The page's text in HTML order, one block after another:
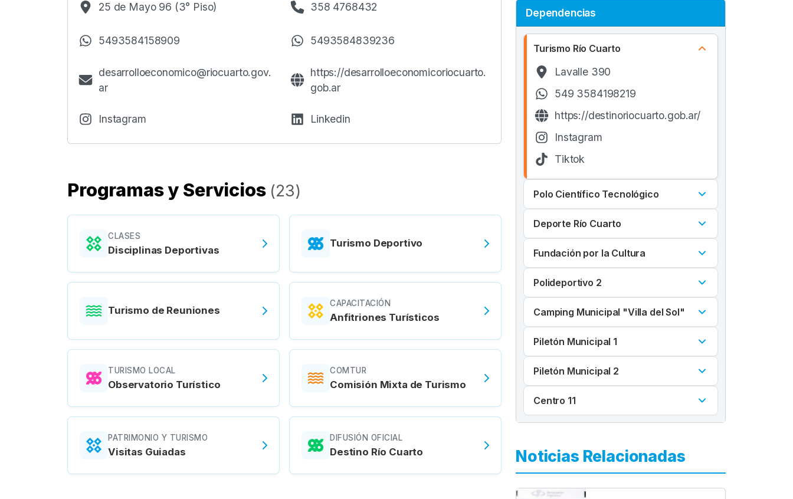
25 de Mayo 96 (3° Piso) 358 4768432
5493584158909 5493584839236
desarrolloeconomico@riocuarto.gov.
ar
https://desarrolloeconomicoriocuarto.
gob.ar
Instagram Linkedin
Programas y Servicios (23)
CLASES
Disciplinas Deportivas
Turismo Deportivo
Turismo de Reuniones
CAPACITACIÓN
Anfitriones Turísticos
TURISMO LOCAL
Observatorio Turístico
COMTUR
Comisión Mixta de Turismo
PATRIMONIO Y TURISMO
Visitas Guiadas
DIFUSIÓN OFICIAL
Destino Río Cuarto
Dependencias
Turismo Río Cuarto
Lavalle 390
549 3584198219
https://destinoriocuarto.gob.ar/
Instagram
Tiktok
Polo Científico Tecnológico
Deporte Río Cuarto
Fundación por la Cultura
Polideportivo 2
Camping Municipal "Villa del Sol"
Piletón Municipal 1
Piletón Municipal 2
Centro 11
Noticias Relacionadas